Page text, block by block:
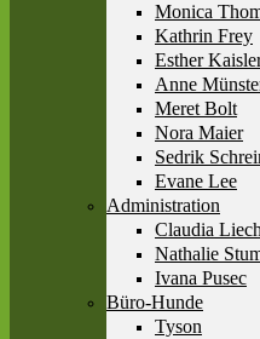
Monica
Kathrin Frey
Esther
Anne
Meret Bolt
Nora Maier
Sedrik
Evane Lee
Administration
Claudia
Nathalie
Ivana Pusec
Büro-Hunde
Tyson